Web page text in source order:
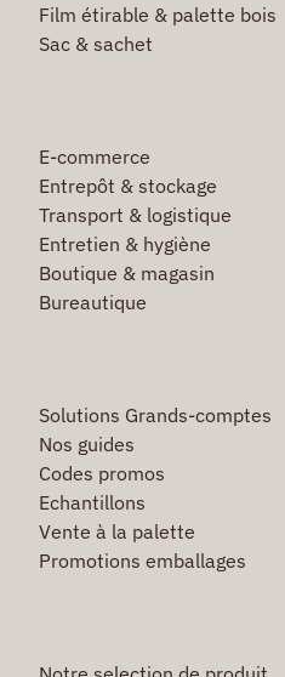
Film étirable & palette bois
Sac & sachet
E-commerce
Entrepôt & stockage
Transport & logistique
Entretien & hygiène
Boutique & magasin
Bureautique
Solutions Grands-comptes
Nos guides
Codes promos
Echantillons
Vente à la palette
Promotions emballages